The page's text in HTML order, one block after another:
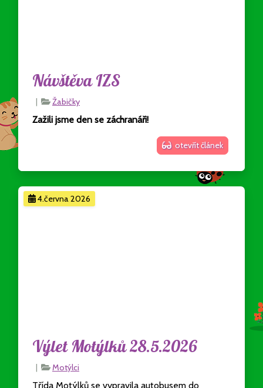
Návštěva IZS
| Žabičky
Zažili jsme den se záchranáři!
otevřít článek
4.června 2026
Výlet Motýlků 28.5.2026
| Motýlci
Třída Motýlků se vypravila autobusem do